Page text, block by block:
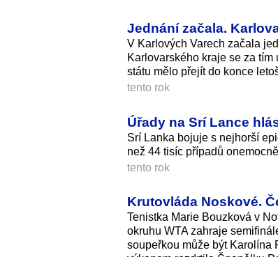
Jednání začala.
V Karlových Varech začala
Karlovarského kraje se za
státu mělo přejít do konce
tento rok
Úřady na Srí Lance
Srí Lanka bojuje s nejhorší
než 44 tisíc případů
tento rok
Krutovláda Noskové.
Tenistka Marie Bouzková v
okruhu WTA zahraje
soupeřkou může být Karolína